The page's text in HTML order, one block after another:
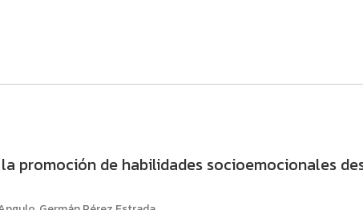
promoción de habilidades socioemocionales